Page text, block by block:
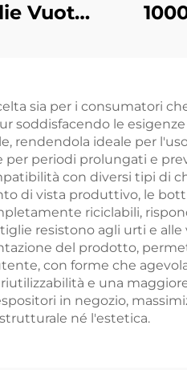
Vuote
sia per i consumatori
soddisfacendo le
ideale per l'uso
periodi prolungati e
con diversi tipi di
di vista produttivo, le
riciclabili,
resistono agli urti e alle
del prodotto,
con forme che
e una
in negozio,
né l'estetica.